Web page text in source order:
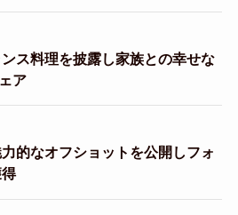
ス料理を披露し家族との幸せな
ア
的なオフショットを公開しフォ